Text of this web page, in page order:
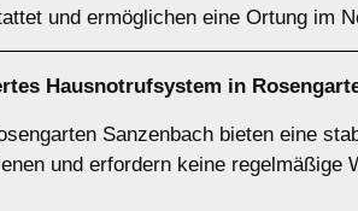
und ermöglichen eine Ortung im
Hausnotrufsystem in
Sanzenbach bieten eine
und erfordern keine regelmäßige